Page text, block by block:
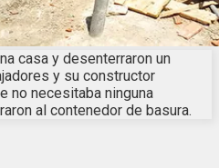
casa y desenterraron un
y su constructor
no necesitaba ninguna
al contenedor de basura.